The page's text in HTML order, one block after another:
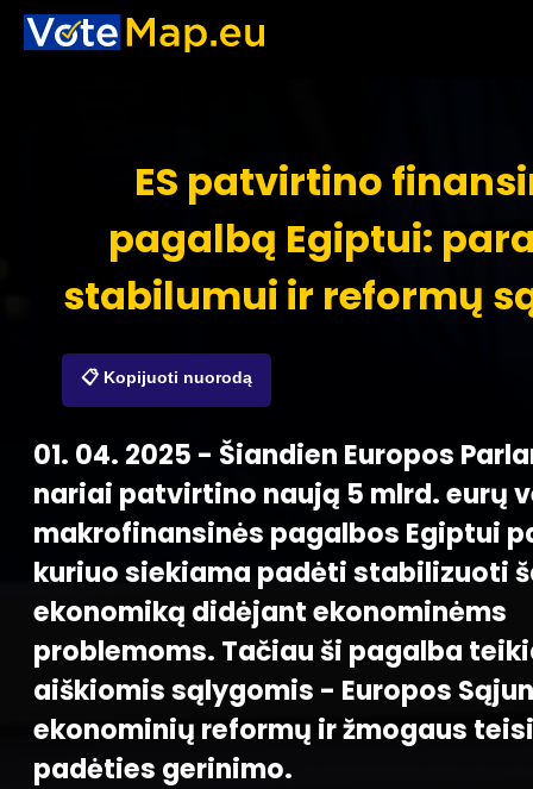
ES patvirtino
pagalbą Egiptui:
stabilumui ir reformų
📋 Kopijuoti nuorodą
01. 04. 2025 - Šiandien Europos
nariai patvirtino naują 5 mlrd. eurų
makrofinansinės pagalbos Egiptui
kuriuo siekiama padėti stabilizuoti
ekonomiką didėjant ekonominėms
problemoms. Tačiau ši pagalba
aiškiomis sąlygomis - Europos
ekonominių reformų ir žmogaus
padėties gerinimo.